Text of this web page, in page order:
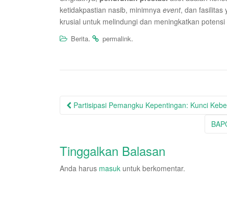
ketidakpastian nasib, minimnya event, dan fasilitas
krusial untuk melindungi dan meningkatkan
Berita. permalink.
Post
Partisipasi Pemangku Kepentingan: Kunci
Tinggalkan Balasan
Anda harus masuk untuk berkomentar.